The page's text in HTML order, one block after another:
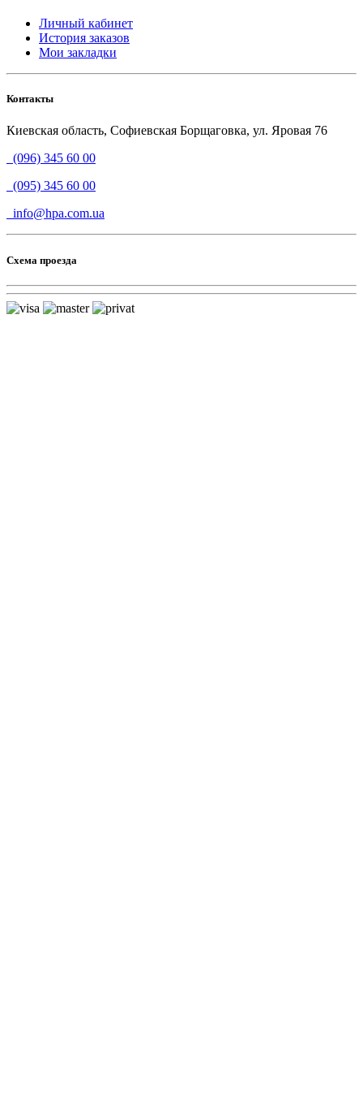
Личный кабинет
История заказов
Мои закладки
Контакты
Киевская область, Софиевская Борщаговка, ул. Яровая 76
(096) 345 60 00
(095) 345 60 00
info@hpa.com.ua
Схема проезда